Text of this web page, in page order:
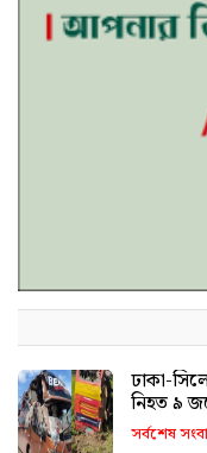
ঢাকা-
নিহত ৯
সর্বশেষ